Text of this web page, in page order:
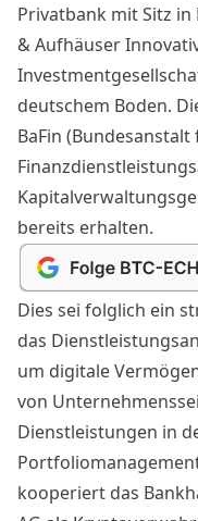
Privatbank mit Sitz
& Aufhäuser
deutschem Boden.
BaFin (Bundesanstalt
bereits erhalten.
Dies sei folglich ein
das
um digitale
von
Dienstleistungen in
kooperiert das